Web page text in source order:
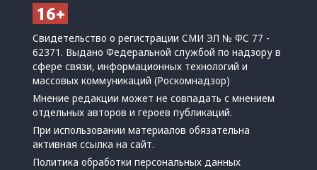
Свидетельство о регистрации СМИ ЭЛ № ФС 77 -
62371. Выдано Федеральной службой по надзору в
сфере связи, информационных технологий и
массовых коммуникаций (Роскомнадзор)
Мнение редакции может не совпадать с мнением
отдельных авторов и героев публикаций.
При использовании материалов обязательна
активная ссылка на сайт.
Политика обработки персональных данных